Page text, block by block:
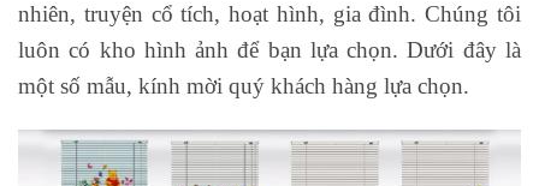
nhiên, truyện cổ tích, hoạt hình, gia đình. Chúng tôi
luôn có kho hình ảnh để bạn lựa chọn. Dưới đây là
một số mẫu, kính mời quý khách hàng lựa chọn.